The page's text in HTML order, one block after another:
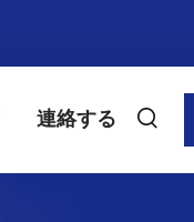
連絡する